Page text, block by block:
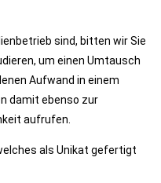
sind, bitten wir Sie
um einen Umtausch
Aufwand in einem
damit ebenso zur
aufrufen.
als Unikat gefertigt